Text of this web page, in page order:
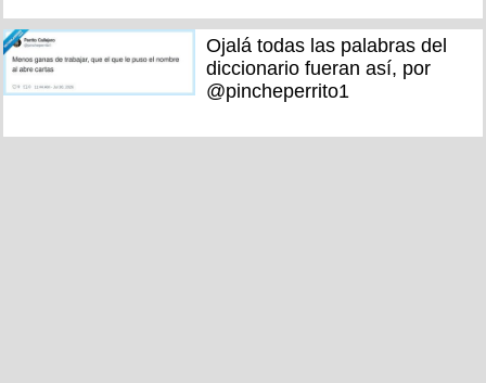
Ojalá todas las palabras del
diccionario fueran así, por
@pincheperrito1